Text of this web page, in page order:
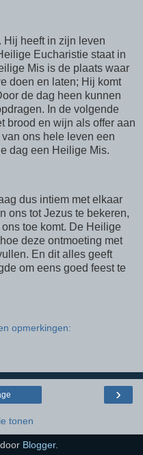
Hij heeft in zijn leven
Eucharistie staat in
Mis is de plaats waar
doen en laten; Hij komt
de dag heen kunnen
In de volgende
brood en wijn als offer aan
ons hele leven een
dag een Heilige Mis.
dus intiem met elkaar
ons tot Jezus te bekeren,
toe komt. De Heilige
deze ontmoeting met
En dit alles geeft
om eens goed feest te
opmerkingen:
›
tonen
Blogger.